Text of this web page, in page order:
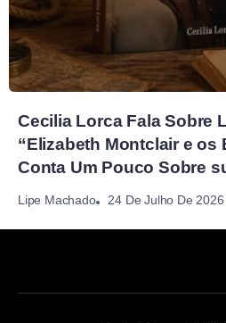
Cecilia Lorca Fala Sobre
“Elizabeth Montclair e os
Conta Um Pouco Sobre
Lipe Machado 24 De Julho De 2026